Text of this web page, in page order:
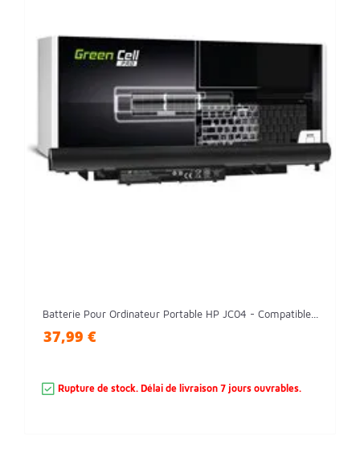
Batterie Pour Ordinateur Portable HP JC04 - Compatible...
37,99 €
Rupture de stock. Délai de livraison 7 jours ouvrables.